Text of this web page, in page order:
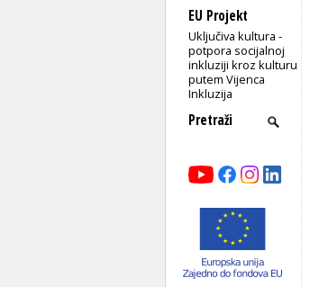
EU Projekt
Uključiva kultura -
potpora socijalnoj
inkluziji kroz kulturu
putem Vijenca
Inkluzija